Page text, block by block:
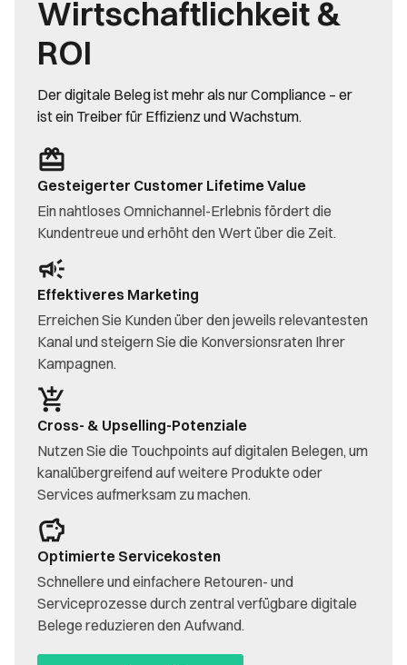
Wirtschaftlichkeit &
ROI
Der digitale Beleg ist mehr als nur Compliance – er
ist ein Treiber für Effizienz und Wachstum.
Gesteigerter Customer Lifetime Value
Ein nahtloses Omnichannel-Erlebnis fördert die
Kundentreue und erhöht den Wert über die Zeit.
Effektiveres Marketing
Erreichen Sie Kunden über den jeweils relevantesten
Kanal und steigern Sie die Konversionsraten Ihrer
Kampagnen.
Cross- & Upselling-Potenziale
Nutzen Sie die Touchpoints auf digitalen Belegen, um
kanalübergreifend auf weitere Produkte oder
Services aufmerksam zu machen.
Optimierte Servicekosten
Schnellere und einfachere Retouren- und
Serviceprozesse durch zentral verfügbare digitale
Belege reduzieren den Aufwand.